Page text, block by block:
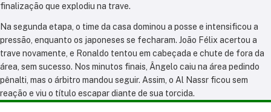
finalização que explodiu na trave.
Na segunda etapa, o time da casa dominou a posse e intensificou a
pressão, enquanto os japoneses se fecharam. João Félix acertou a
trave novamente, e Ronaldo tentou em cabeçada e chute de fora da
área, sem sucesso. Nos minutos finais, Ângelo caiu na área pedindo
pênalti, mas o árbitro mandou seguir. Assim, o Al Nassr ficou sem
reação e viu o título escapar diante de sua torcida.